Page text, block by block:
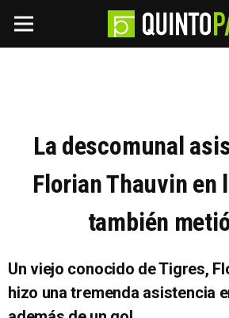
La descomunal
Florian Thauvin en
también
Un viejo conocido de Tigres,
hizo una tremenda asistencia